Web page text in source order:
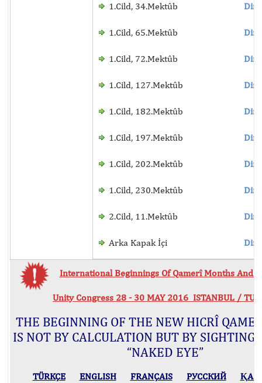
1.Cild, 34.Mektûb
1.Cild, 65.Mektûb
1.Cild, 72.Mektûb
1.Cild, 127.Mektûb
1.Cild, 182.Mektûb
1.Cild, 197.Mektûb
1.Cild, 202.Mektûb
1.Cild, 230.Mektûb
2.Cild, 11.Mektûb
Arka Kapak İçi
International Beginnings Of Qamerî Months And
Unity Congress 28 - 30 MAY 2016 ISTANBUL /
THE BEGINNING OF THE NEW HICRÎ
IS NOT BY CALCULATION BUT BY
“NAKED EYE”
TÜRKÇE ENGLISH FRANÇAIS РУССКИЙ